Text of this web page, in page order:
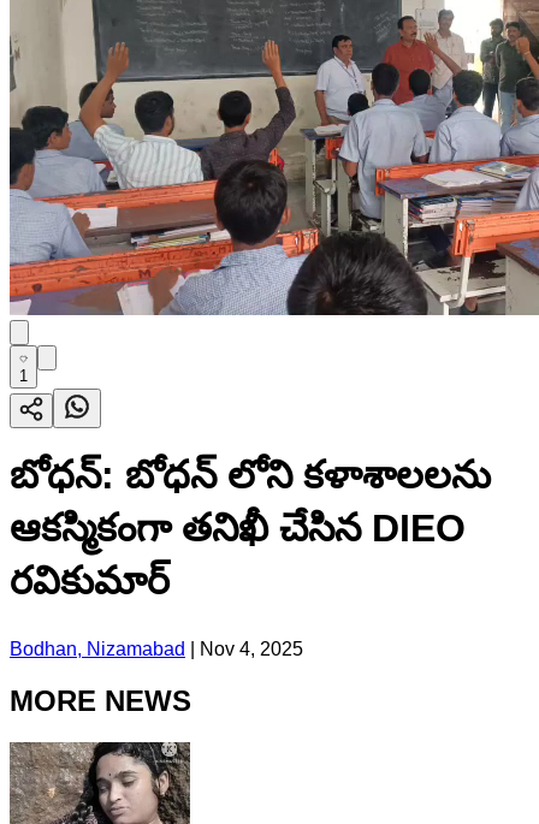
1
బోధన్: బోధన్ లోని కళాశాలలను
ఆకస్మికంగా తనిఖీ చేసిన DIEO
రవికుమార్
Bodhan, Nizamabad Nov 4, 2025
MORE NEWS